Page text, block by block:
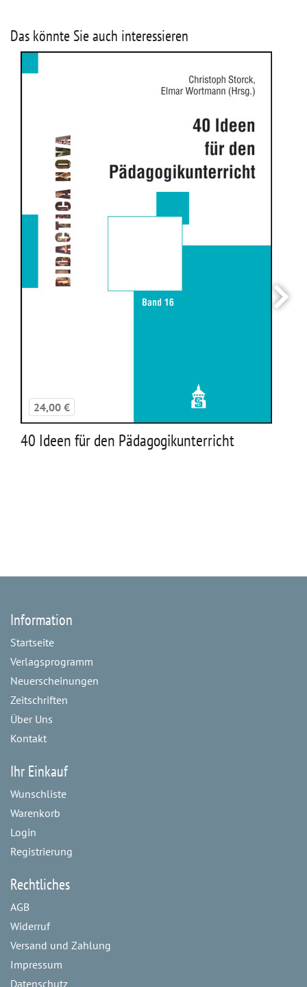
Das könnte Sie auch interessieren
24,00 €
40 Ideen für den Pädagogikunterricht
Information
Startseite
Verlagsprogramm
Neuerscheinungen
Zeitschriften
Über Uns
Kontakt
Ihr Einkauf
Wunschliste
Warenkorb
Login
Registrierung
Rechtliches
AGB
Widerruf
Versand und Zahlung
Impressum
Datenschutz